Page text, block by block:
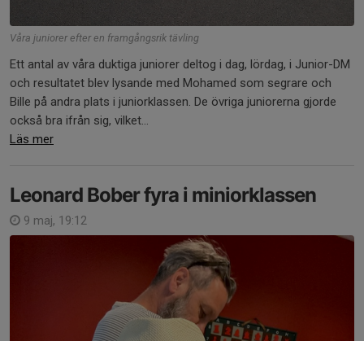
Våra juniorer efter en framgångsrik tävling
Ett antal av våra duktiga juniorer deltog i dag, lördag, i Junior-DM
och resultatet blev lysande med Mohamed som segrare och
Bille på andra plats i juniorklassen. De övriga juniorerna gjorde
också bra ifrån sig, vilket...
Läs mer
Leonard Bober fyra i miniorklassen
9 maj, 19:12